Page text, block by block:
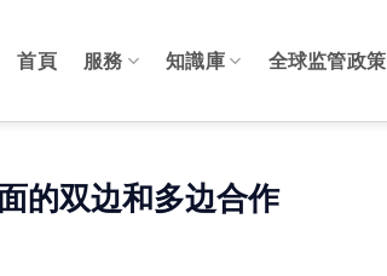
首頁 服務 知識庫 全球监管政策
的双边和多边合作